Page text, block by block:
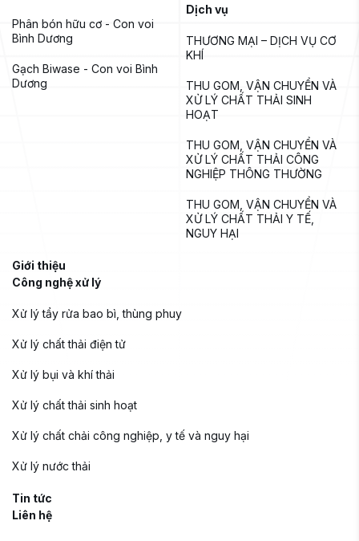
Phân bón hữu cơ - Con voi
Bình Dương
Gạch Biwase - Con voi Bình
Dương
Giới thiệu
Công nghệ xử lý
Xử lý tẩy rửa bao bì, thùng phuy
Xử lý chất thải điện tử
Xử lý bụi và khí thải
Xử lý chất thải sinh hoạt
Xử lý chất chải công nghiệp, y tế và nguy hại
Xử lý nước thải
Dịch vụ
THƯƠNG MẠI – DỊCH VỤ CƠ
KHÍ
THU GOM, VẬN CHUYỂN VÀ
XỬ LÝ CHẤT THẢI SINH
HOẠT
THU GOM, VẬN CHUYỂN VÀ
XỬ LÝ CHẤT THẢI CÔNG
NGHIỆP THÔNG THƯỜNG
THU GOM, VẬN CHUYỂN VÀ
XỬ LÝ CHẤT THẢI Y TẾ,
NGUY HẠI
Tin tức
Liên hệ